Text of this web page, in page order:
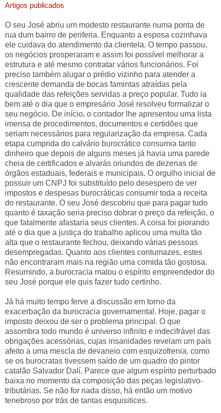
Artigos publicados
O seu José abriu um modesto restaurante numa ponta de
rua dum bairro de periferia. Enquanto a esposa cozinhava
ele cuidava do atendimento da clientela. O tempo passou,
os negócios prosperaram e assim foi possível melhorar a
estrutura e até mesmo contratar vários funcionários. Foi
preciso também alugar o prédio vizinho para atender a
crescente demanda de bocas famintas atraídas pela
qualidade das refeições servidas a preço popular. Tudo ia
bem até o dia que o empresário José resolveu formalizar o
seu negócio. De início, o contador lhe apresentou uma lista
imensa de procedimentos, documentos e certidões que
seriam necessários para regularização da empresa. Cada
etapa cumprida do calvário burocrático consumia tanto
dinheiro que depois de alguns meses já havia uma parede
cheia de certificados e alvarás oriundos de dezenas de
órgãos estaduais, federais e municipais. O orgulho inicial de
possuir um CNPJ foi substituído pelo desespero de ver
impostos e despesas burocráticas consumir toda a receita
do restaurante. O seu José descobriu que para pagar tudo
quanto é taxação seria preciso dobrar o preço da refeição, o
que fatalmente afastaria seus clientes. A coisa foi piorando
até o dia que a justiça do trabalho aplicou uma multa tão
alta que o restaurante fechou, deixando várias pessoas
desempregadas. Quanto aos clientes contumazes, estes
não encontraram mais na região uma comida tão gostosa.
Resumindo, a burocracia matou o espírito empreendedor do
seu José porque ele quis fazer tudo certinho.
Já há muito tempo ferve a discussão em torno da
exacerbação da burocracia governamental. Hoje, pagar o
imposto deixou de ser o problema principal. O que
assombra todo mundo é universo infinito e indecifrável das
obrigações acessórias, cujas insanidades revelam um país
afeito a uma mescla de devaneio com esquizofrenia, como
se os burocratas tivessem saído de um quadro do pintor
catalão Salvador Dalí. Parece que algum espírito perturbado
baixa no momento da composição das peças legislativo-
tributárias. Se não for nada disso, há então um motivo
tenebroso por trás de tantas esquisitices.